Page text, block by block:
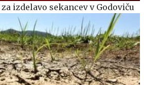
izdelavo sekancev v Godoviču